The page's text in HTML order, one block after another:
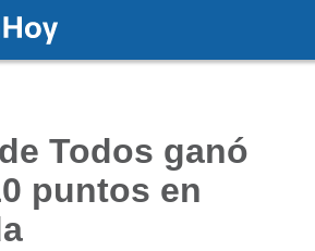
Todos ganó
puntos en